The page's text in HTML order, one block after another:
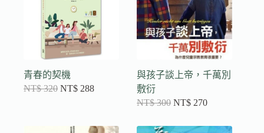
青春的契機
NT$320 NT$ 288
與孩子談上帝，千萬別
敷衍
NT$300 NT$ 270